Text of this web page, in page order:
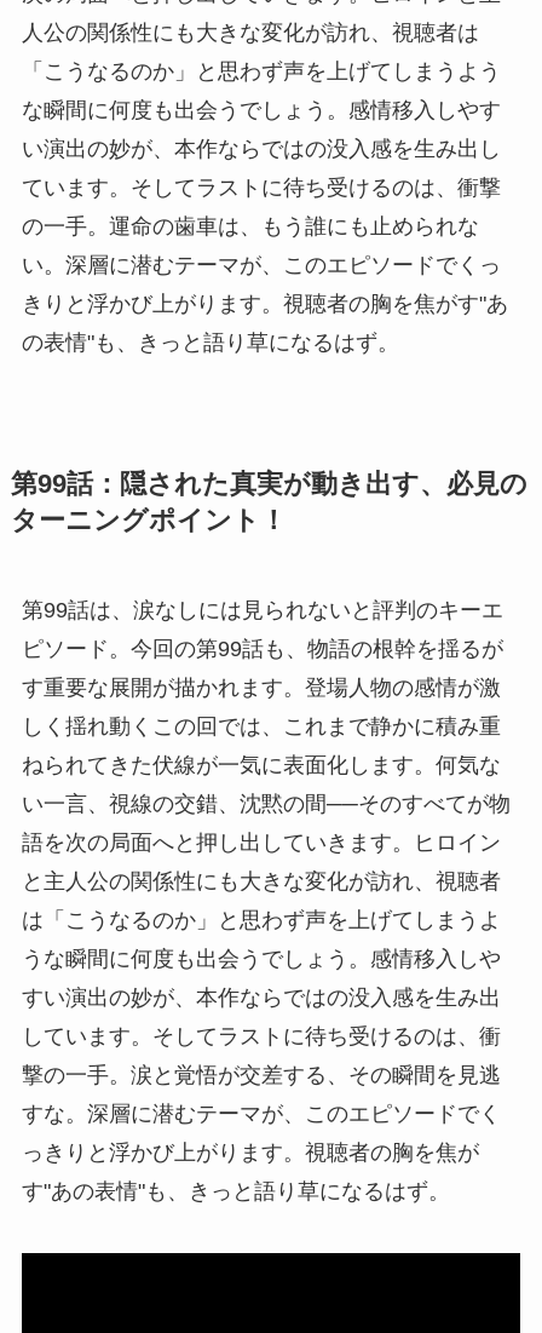
人公の関係性にも大きな変化が訪れ、視聴者は
「こうなるのか」と思わず声を上げてしまうよう
な瞬間に何度も出会うでしょう。感情移入しやす
い演出の妙が、本作ならではの没入感を生み出し
ています。そしてラストに待ち受けるのは、衝撃
の一手。運命の歯車は、もう誰にも止められな
い。深層に潜むテーマが、このエピソードでくっ
きりと浮かび上がります。視聴者の胸を焦がす"あ
の表情"も、きっと語り草になるはず。
第99話：隠された真実が動き出す、必見の
ターニングポイント！
第99話は、涙なしには見られないと評判のキーエ
ピソード。今回の第99話も、物語の根幹を揺るが
す重要な展開が描かれます。登場人物の感情が激
しく揺れ動くこの回では、これまで静かに積み重
ねられてきた伏線が一気に表面化します。何気な
い一言、視線の交錯、沈黙の間──そのすべてが物
語を次の局面へと押し出していきます。ヒロイン
と主人公の関係性にも大きな変化が訪れ、視聴者
は「こうなるのか」と思わず声を上げてしまうよ
うな瞬間に何度も出会うでしょう。感情移入しや
すい演出の妙が、本作ならではの没入感を生み出
しています。そしてラストに待ち受けるのは、衝
撃の一手。涙と覚悟が交差する、その瞬間を見逃
すな。深層に潜むテーマが、このエピソードでく
っきりと浮かび上がります。視聴者の胸を焦が
す"あの表情"も、きっと語り草になるはず。